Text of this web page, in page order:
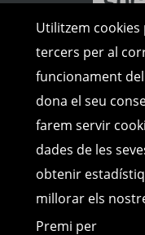
Utilitzem
tercers per al
funcionament
dona el seu
farem servir
dades de les
obtenir
millorar els
Premi per
©